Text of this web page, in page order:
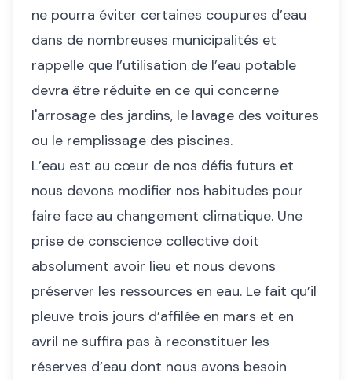
ne pourra éviter certaines coupures d’eau
dans de nombreuses municipalités et
rappelle que l’utilisation de l’eau potable
devra être réduite en ce qui concerne
l'arrosage des jardins, le lavage des voitures
ou le remplissage des piscines.
L’eau est au cœur de nos défis futurs et
nous devons modifier nos habitudes pour
faire face au changement climatique. Une
prise de conscience collective doit
absolument avoir lieu et nous devons
préserver les ressources en eau. Le fait qu’il
pleuve trois jours d’affilée en mars et en
avril ne suffira pas à reconstituer les
réserves d’eau dont nous avons besoin